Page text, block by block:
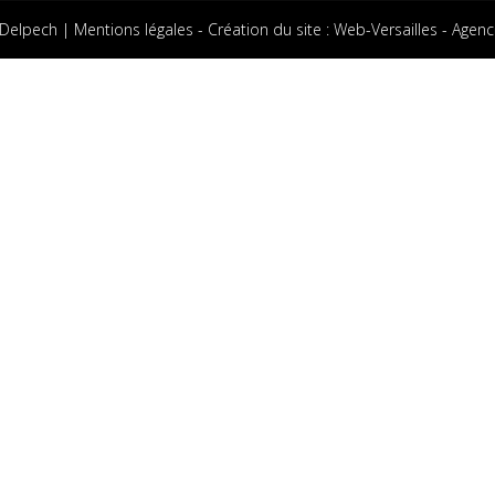
| Mentions légales - Création du site : Web-Versailles -